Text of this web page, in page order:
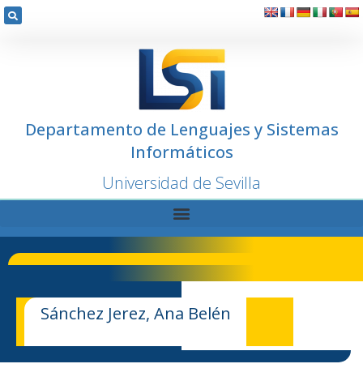
Departamento de Lenguajes y Sistemas
Informáticos
Universidad de Sevilla
Sánchez Jerez, Ana Belén